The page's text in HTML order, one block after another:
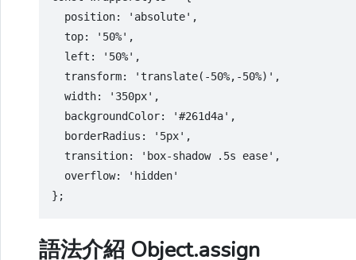
  position: 'absolute',
  top: '50%',
  left: '50%',
  transform: 'translate(-50%,-50%)',
  width: '350px',
  backgroundColor: '#261d4a',
  borderRadius: '5px',
  transition: 'box-shadow .5s ease',
  overflow: 'hidden'
};
語法介紹 Object.assign